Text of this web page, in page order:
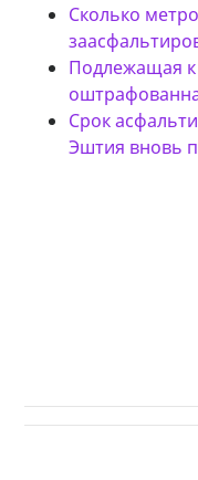
Сколько
Подлежащая
Срок
Эштия вновь